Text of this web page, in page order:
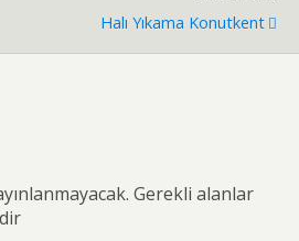
Halı Yıkama Konutkent
Gerekli alanlar